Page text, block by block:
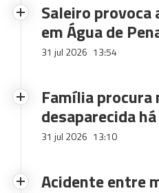
Saleiro provoca
em Água de
31 jul 2026 13:54
Família procura
desaparecida
31 jul 2026 13:10
Acidente entre